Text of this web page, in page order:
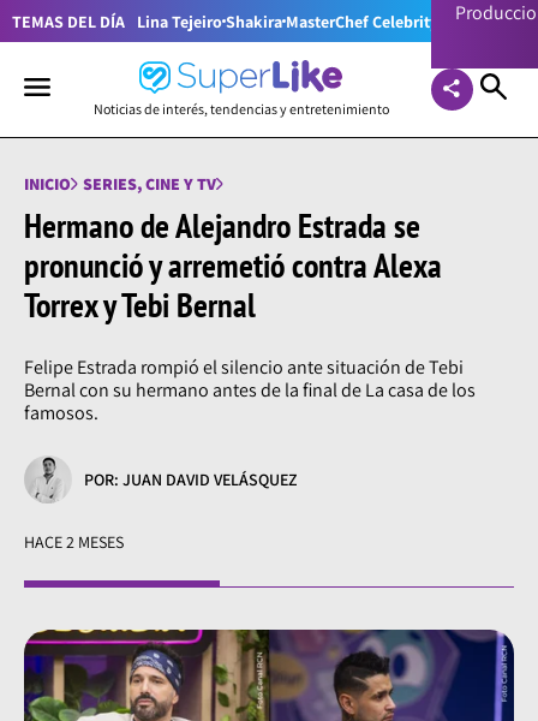
TEMAS DEL DÍA Lina TejeiroShakira MasterChef Celebrity Colombia
Noticias de interés, tendencias y entretenimiento
INICIO SERIES, CINE Y TV
Hermano de Alejandro Estrada se
pronunció y arremetió contra Alexa
Torrex y Tebi Bernal
Felipe Estrada rompió el silencio ante situación de Tebi
Bernal con su hermano antes de la final de La casa de los
famosos.
POR: JUAN DAVID VELÁSQUEZ
HACE 2 MESES